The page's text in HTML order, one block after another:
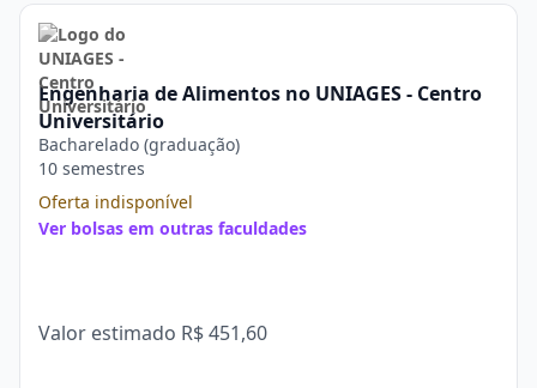
Engenharia de Alimentos no UNIAGES - Centro
Universitário
Bacharelado (graduação)
10 semestres
Oferta indisponível
Ver bolsas em outras faculdades
Valor estimado R$ 451,60